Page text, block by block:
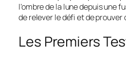
l’ombre de la lune depuis une
de relever le défi et de prouver
Les Premiers